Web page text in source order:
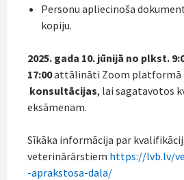
Personu apliecinoša
kopiju.
2025. gada 10. jūnijā no plkst.
17:00attālināti Zoom platformā
konsultācijas, lai sagatavotos
eksāmenam.
Sīkāka informācija par
veterinārārstiem https://lvb.lv/
-aprakstosa-dala/